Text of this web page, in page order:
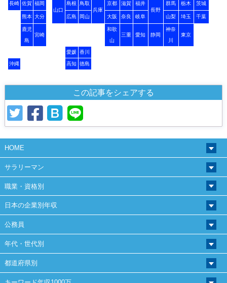
長崎 佐賀 福岡
山口
島根
鳥取
兵庫
京都 滋賀
福井
長野
群馬 栃木 茨城
熊本 大分 広島 岡山 大阪 奈良 岐阜 山梨 埼玉 千葉
鹿児
島
宮崎
和歌
山
三重 愛知 静岡
神奈
川
東京
愛媛 香川
沖縄 高知 徳島
この記事をシェアする
HOME
サラリーマン
職業・資格別
日本の企業別年収
公務員
年代・世代別
都道府県別